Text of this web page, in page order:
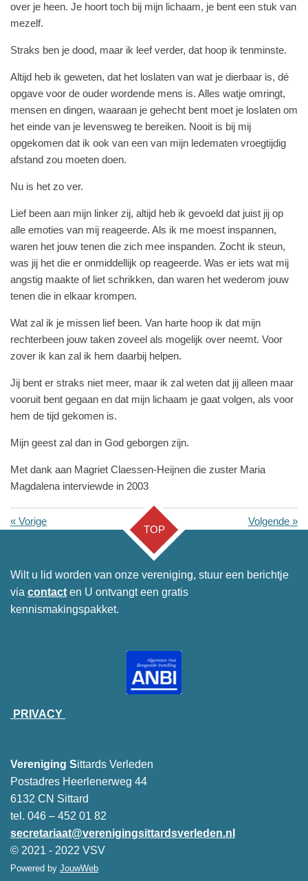
over je heen. Je hoort toch bij mijn lichaam, je bent een stuk van
mezelf.
Straks ben je dood, maar ik leef verder, dat hoop ik tenminste.
Altijd heb ik geweten, dat het loslaten van wat je dierbaar is, dé
opgave voor de ouder wordende mens is. Alles watje omringt,
mensen en dingen, waaraan je gehecht bent moet je loslaten om
het einde van je levensweg te bereiken. Nooit is bij mij
opgekomen dat ik ook van een van mijn ledematen vroegtijdig
afstand zou moeten doen.
Nu is het zo ver.
Lief been aan mijn linker zij, altijd heb ik gevoeld dat juist jij op
alle emoties van mij reageerde. Als ik me moest inspannen,
waren het jouw tenen die zich mee inspanden. Zocht ik steun,
was jij het die er onmiddellijk op reageerde. Was er iets wat mij
angstig maakte of liet schrikken, dan waren het wederom jouw
tenen die in elkaar krompen.
Wat zal ik je missen lief been. Van harte hoop ik dat mijn
rechterbeen jouw taken zoveel als mogelijk over neemt. Voor
zover ik kan zal ik hem daarbij helpen.
Jij bent er straks niet meer, maar ik zal weten dat jij alleen maar
vooruit bent gegaan en dat mijn lichaam je gaat volgen, als voor
hem de tijd gekomen is.
Mijn geest zal dan in God geborgen zijn.
Met dank aan Magriet Claessen-Heijnen die zuster Maria
Magdalena interviewde in 2003
« Vorige Volgende »
TOP
Wilt u lid worden van onze vereniging, stuur een berichtje
via contact en U ontvangt een gratis
kennismakingspakket.
PRIVACY
Vereniging Sittards Verleden
Postadres Heerlenerweg 44
6132 CN Sittard
tel. 046 – 452 01 82
secretariaat@verenigingsittardsverleden.nl
© 2021 - 2022 VSV
Powered by JouwWeb